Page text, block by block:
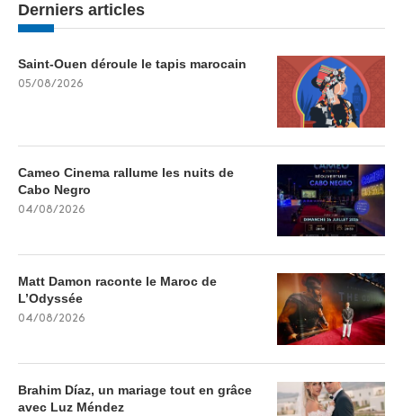
Derniers articles
Saint-Ouen déroule le tapis marocain
05/08/2026
Cameo Cinema rallume les nuits de
Cabo Negro
04/08/2026
Matt Damon raconte le Maroc de
L’Odyssée
04/08/2026
Brahim Díaz, un mariage tout en grâce
avec Luz Méndez